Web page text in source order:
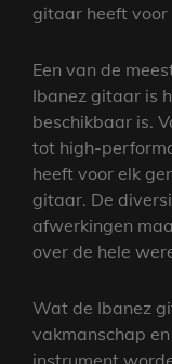
gitaar heeft voor
Een van de
Ibanez gitaar is
beschikbaar is.
tot high-
heeft voor elk
gitaar. De
afwerkingen
over de hele
Wat de Ibanez
vakmanschap